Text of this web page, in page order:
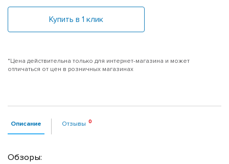
Купить в 1 клик
*Цена действительна только для интернет-магазина и может
отличаться от цен в розничных магазинах
Описание Отзывы
Обзоры: